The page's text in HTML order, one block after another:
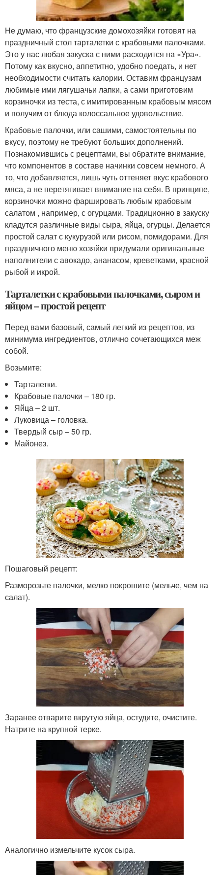
Не думаю, что французские домохозяйки готовят на
праздничный стол тарталетки с крабовыми палочками.
Это у нас любая закуска с ними расходится на «Ура».
Потому как вкусно, аппетитно, удобно поедать, и нет
необходимости считать калории. Оставим французам
любимые ими лягушачьи лапки, а сами приготовим
корзиночки из теста, с имитированным крабовым мясом
и получим от блюда колоссальное удовольствие.
Крабовые палочки, или сашими, самостоятельны по
вкусу, поэтому не требуют больших дополнений.
Познакомившись с рецептами, вы обратите внимание,
что компонентов в составе начинки совсем немного. А
то, что добавляется, лишь чуть оттеняет вкус крабового
мяса, а не перетягивает внимание на себя. В принципе,
корзиночки можно фаршировать любым крабовым
салатом , например, с огурцами. Традиционно в закуску
кладутся различные виды сыра, яйца, огурцы. Делается
простой салат с кукурузой или рисом, помидорами. Для
праздничного меню хозяйки придумали оригинальные
наполнители с авокадо, ананасом, креветками, красной
рыбой и икрой.
Тарталетки с крабовыми палочками, сыром и
яйцом – простой рецепт
Перед вами базовый, самый легкий из рецептов, из
минимума ингредиентов, отлично сочетающихся меж
собой.
Возьмите:
Тарталетки.
Крабовые палочки – 180 гр.
Яйца – 2 шт.
Луковица – головка.
Твердый сыр – 50 гр.
Майонез.
Пошаговый рецепт:
Разморозьте палочки, мелко покрошите (мельче, чем на
салат).
Заранее отварите вкрутую яйца, остудите, очистите.
Натрите на крупной терке.
Аналогично измельчите кусок сыра.